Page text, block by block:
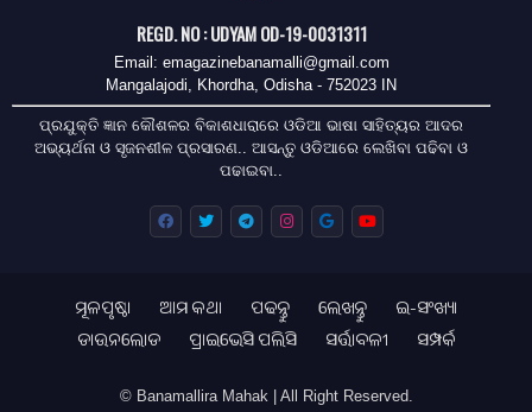
REGD. NO : UDYAM OD-19-0031311
Email: emagazinebanamalli@gmail.com
Mangalajodi, Khordha, Odisha - 752023 IN
ପ୍ରଯୁକ୍ତି ଜ୍ଞାନ କୌଶଳର ବିକାଶଧାରାରେ ଓଡିଆ ଭାଷା ସାହିତ୍ୟର ଆଦର
ଅଭ୍ୟର୍ଥନା ଓ ସୃଜନଶୀଳ ପ୍ରସାରଣ.. ଆସନ୍ତୁ ଓଡିଆରେ ଲେଖିବା ପଢିବା ଓ
ପଢାଇବା..
© Banamallira Mahak | All Right Reserved.
ମୂଳପୃଷ୍ଠା ଆମ କଥା ପଢନ୍ତୁ ଲେଖନ୍ତୁ
ଇ-ସଂଖ୍ୟା
ଡାଉନଲୋଡ
ପ୍ରାଇଭେସି ପଲିସି ସର୍ତ୍ତାବଳୀ ସମ୍ପର୍କ